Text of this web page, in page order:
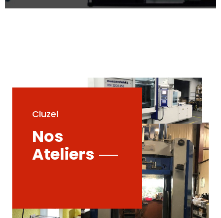
Cluzel
Nos
Ateliers